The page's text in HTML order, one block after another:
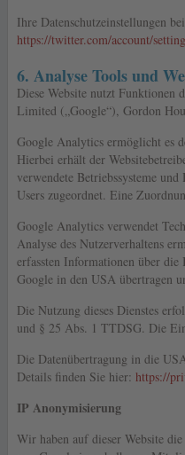
Ihre Datenschutzeinstellungen
https://twitter.com/account/
6. Analyse Tools und
Diese Website nutzt Funktionen
Limited („Google“), Gordon
Google Analytics ermöglicht es
Hierbei erhält der
verwendete Betriebssysteme
Users zugeordnet. Eine
Google Analytics verwendet
Analyse des Nutzerverhaltens
erfassten Informationen über die
Google in den USA übertragen
Die Nutzung dieses Dienstes
und § 25 Abs. 1 TTDSG. Die
Die Datenübertragung in die
Details finden Sie hier: https://
IP Anonymisierung
Wir haben auf dieser Website